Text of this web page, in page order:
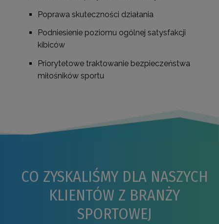
Poprawa skuteczności działania
Podniesienie poziomu ogólnej satysfakcji
kibiców
Priorytetowe traktowanie bezpieczeństwa
miłośników sportu
CO ZYSKALIŚMY DLA NASZYCH
KLIENTÓW Z BRANŻY
SPORTOWEJ